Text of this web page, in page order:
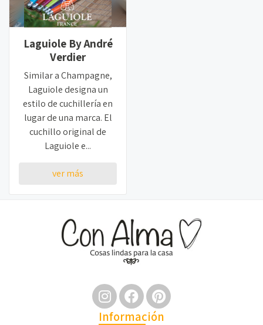
Laguiole By André
Verdier
Similar a Champagne,
Laguiole designa un
estilo de cuchillería en
lugar de una marca. El
cuchillo original de
Laguiole e...
ver más
Información